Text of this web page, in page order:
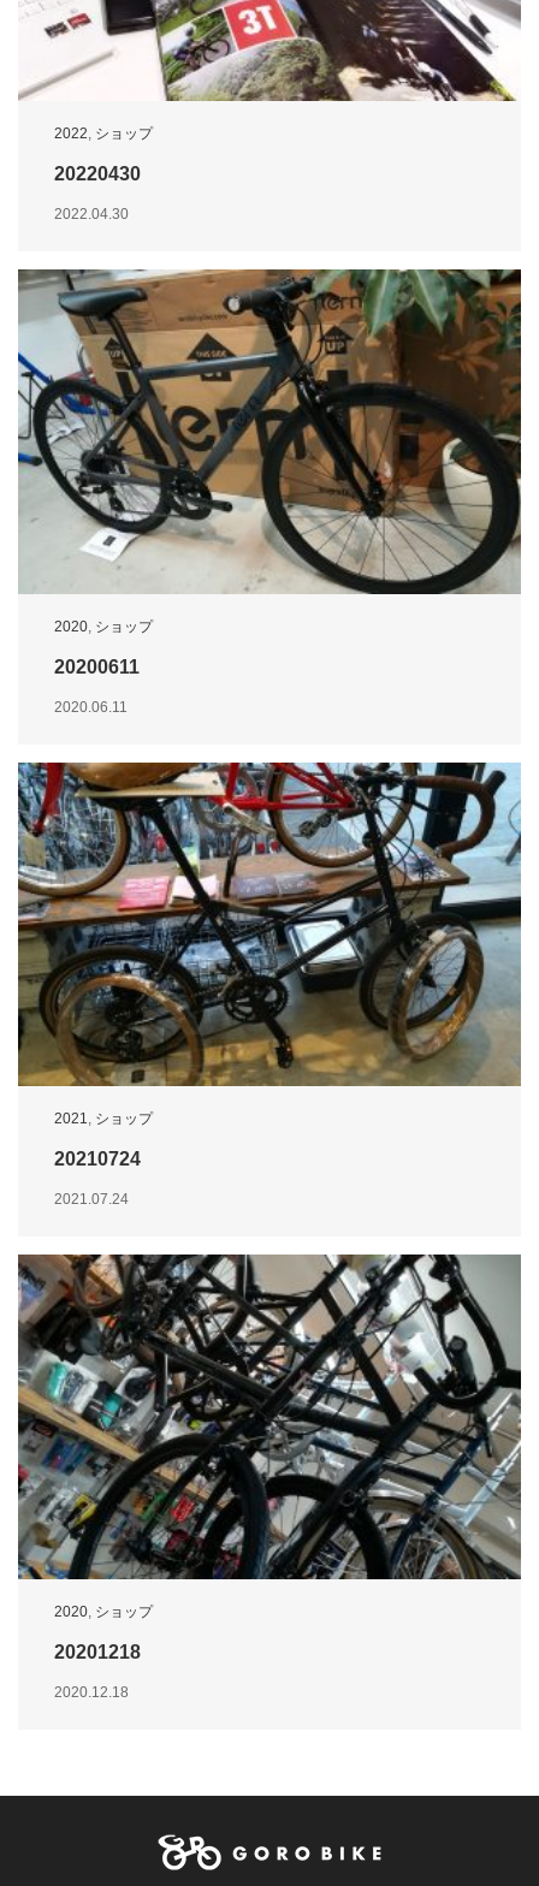
2022, ショップ
20220430
2022.04.30
2020 ショップ
20200611
2020.06.11
2021, ショップ
20210724
2021.07.24
2020, ショップ
20201218
2020.12.18